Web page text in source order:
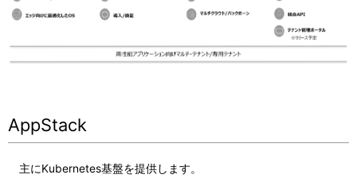
AppStack
主にKubernetes基盤を提供します。